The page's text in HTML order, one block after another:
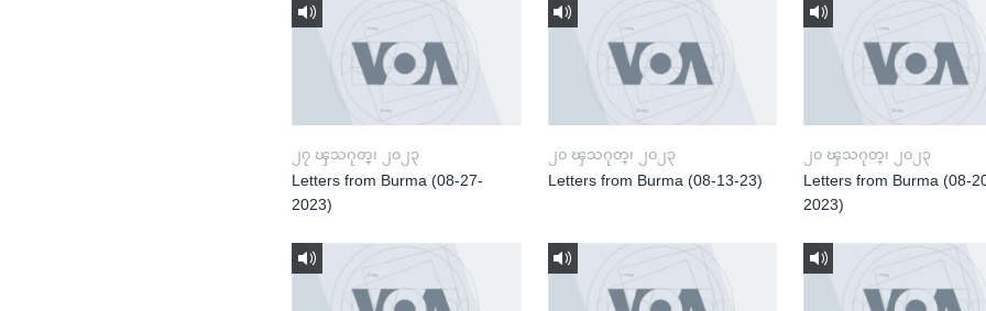
၂၇ ၾသဂုတ္၊ ၂၀၂၃
Letters from Burma (08-27-
2023)
၂၀ ၾသဂုတ္၊ ၂၀၂၃
Letters from Burma (08-13-23)
၂၀ ၾသဂုတ္၊ ၂၀၂၃
Letters from Burma (08-
2023)